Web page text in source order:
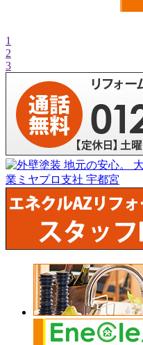
1
2
3